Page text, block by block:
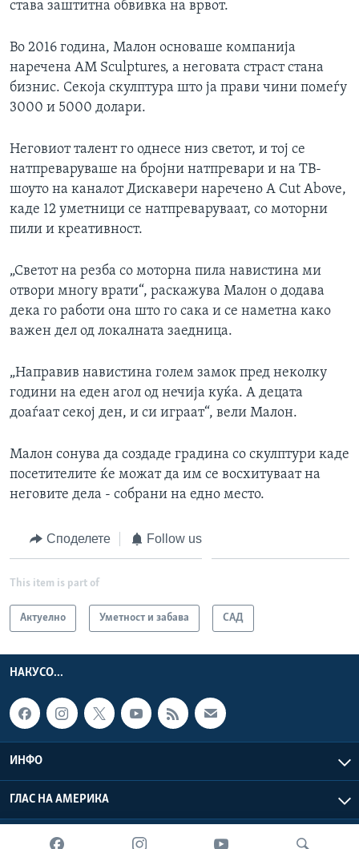
става заштитна обвивка на врвот.
Во 2016 година, Малон основаше компанија
наречена AM Sculptures, а неговата страст стана
бизнис. Секоја скулптура што ја прави чини помеѓу
3000 и 5000 долари.
Неговиот талент го однесе низ светот, и тој се
натпреваруваше на бројни натпревари и на ТВ-
шоуто на каналот Дискавери наречено A Cut Above,
каде 12 уметници се натпреваруваат, со моторни
пили и креативност.
„Светот на резба со моторна пила навистина ми
отвори многу врати“, раскажува Малон о додава
дека го работи она што го сака и се наметна како
важен дел од локалната заедница.
„Направив навистина голем замок пред неколку
години на еден агол од нечија куќа. А децата
доаѓаат секој ден, и си играат“, вели Малон.
Малон сонува да создаде градина со скулптури каде
посетителите ќе можат да им се восхитуваат на
неговите дела - собрани на едно место.
Споделете Follow us
This item is part of
Актуелно Уметност и забава САД
НАКУСО...
ИНФО
ГЛАС НА АМЕРИКА
Глас на Америка © 2026 VOA, Inc. Сите права задржани.